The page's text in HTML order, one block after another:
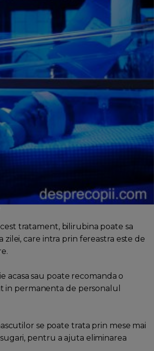
tratament, bilirubina poate sa
care intra prin fereastra este de
sau poate recomanda o
in permanenta de personalul
se poate trata prin mese mai
pentru a ajuta eliminarea